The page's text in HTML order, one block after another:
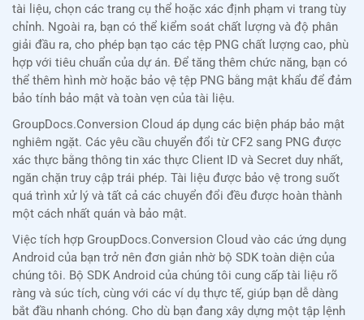
tài liệu, chọn các trang cụ thể hoặc xác định phạm vi trang tùy
chỉnh. Ngoài ra, bạn có thể kiểm soát chất lượng và độ phân
giải đầu ra, cho phép bạn tạo các tệp PNG chất lượng cao, phù
hợp với tiêu chuẩn của dự án. Để tăng thêm chức năng, bạn có
thể thêm hình mờ hoặc bảo vệ tệp PNG bằng mật khẩu để đảm
bảo tính bảo mật và toàn vẹn của tài liệu.
GroupDocs.Conversion Cloud áp dụng các biện pháp bảo mật
nghiêm ngặt. Các yêu cầu chuyển đổi từ CF2 sang PNG được
xác thực bằng thông tin xác thực Client ID và Secret duy nhất,
ngăn chặn truy cập trái phép. Tài liệu được bảo vệ trong suốt
quá trình xử lý và tất cả các chuyển đổi đều được hoàn thành
một cách nhất quán và bảo mật.
Việc tích hợp GroupDocs.Conversion Cloud vào các ứng dụng
Android của bạn trở nên đơn giản nhờ bộ SDK toàn diện của
chúng tôi. Bộ SDK Android của chúng tôi cung cấp tài liệu rõ
ràng và súc tích, cùng với các ví dụ thực tế, giúp bạn dễ dàng
bắt đầu nhanh chóng. Cho dù bạn đang xây dựng một tập lệnh